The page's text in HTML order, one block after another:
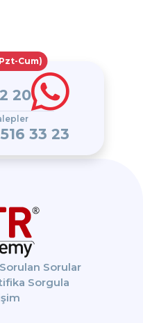
Cum)
20
33 23
Sorulan Sorular
Sorgula